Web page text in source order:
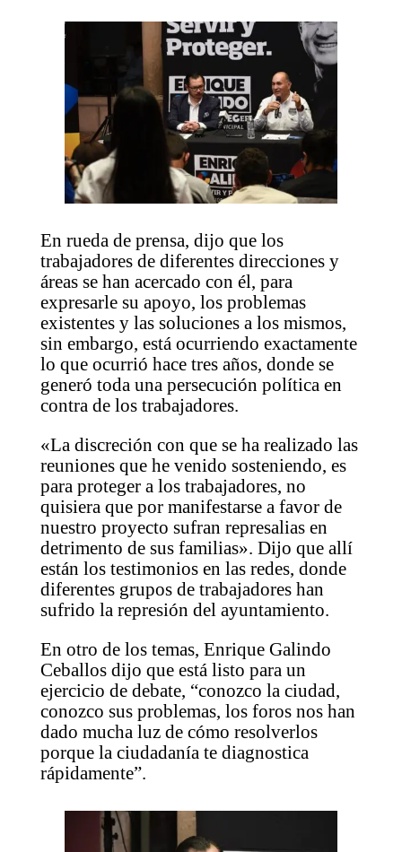
En rueda de prensa, dijo que los
trabajadores de diferentes direcciones y
áreas se han acercado con él, para
expresarle su apoyo, los problemas
existentes y las soluciones a los mismos,
sin embargo, está ocurriendo exactamente
lo que ocurrió hace tres años, donde se
generó toda una persecución política en
contra de los trabajadores.
«La discreción con que se ha realizado las
reuniones que he venido sosteniendo, es
para proteger a los trabajadores, no
quisiera que por manifestarse a favor de
nuestro proyecto sufran represalias en
detrimento de sus familias». Dijo que allí
están los testimonios en las redes, donde
diferentes grupos de trabajadores han
sufrido la represión del ayuntamiento.
En otro de los temas, Enrique Galindo
Ceballos dijo que está listo para un
ejercicio de debate, “conozco la ciudad,
conozco sus problemas, los foros nos han
dado mucha luz de cómo resolverlos
porque la ciudadanía te diagnostica
rápidamente”.